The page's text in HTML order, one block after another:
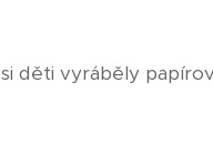
děti vyráběly